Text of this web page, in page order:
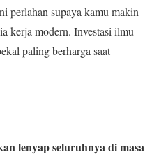
perlahan supaya kamu makin
kerja modern. Investasi ilmu
paling berharga saat
lenyap seluruhnya di masa